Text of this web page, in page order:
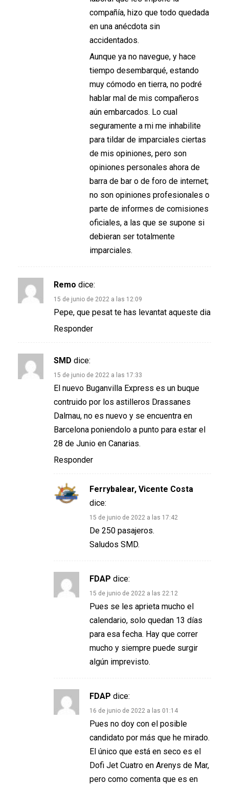
compañía, hizo que todo quedada
en una anécdota sin
accidentados.
Aunque ya no navegue, y hace
tiempo desembarqué, estando
muy cómodo en tierra, no podré
hablar mal de mis compañeros
aún embarcados. Lo cual
seguramente a mi me inhabilite
para tildar de imparciales ciertas
de mis opiniones, pero son
opiniones personales ahora de
barra de bar o de foro de internet;
no son opiniones profesionales o
parte de informes de comisiones
oficiales, a las que se supone si
debieran ser totalmente
imparciales.
Remo dice:
15 de junio de 2022 a las 12:09
Pepe, que pesat te has levantat aqueste dia
Responder
SMD dice:
15 de junio de 2022 a las 17:33
El nuevo Buganvilla Express es un buque
contruido por los astilleros Drassanes
Dalmau, no es nuevo y se encuentra en
Barcelona poniendolo a punto para estar el
28 de Junio en Canarias.
Responder
Ferrybalear, Vicente Costa
dice:
15 de junio de 2022 a las 17:42
De 250 pasajeros.
Saludos SMD.
FDAP dice:
15 de junio de 2022 a las 22:12
Pues se les aprieta mucho el
calendario, solo quedan 13 días
para esa fecha. Hay que correr
mucho y siempre puede surgir
algún imprevisto.
FDAP dice:
16 de junio de 2022 a las 01:14
Pues no doy con el posible
candidato por más que he mirado.
El único que está en seco es el
Dofi Jet Cuatro en Arenys de Mar,
pero como comenta que es en